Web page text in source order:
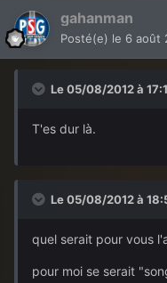
gahanman
Posté(e) le 6 août
Le 05/08/2012 à
T'es dur là.
Le 05/08/2012 à
quel serait pour vous
pour moi se serait